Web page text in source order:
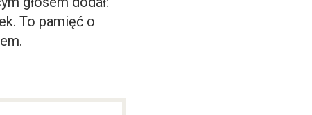
To pamięć o